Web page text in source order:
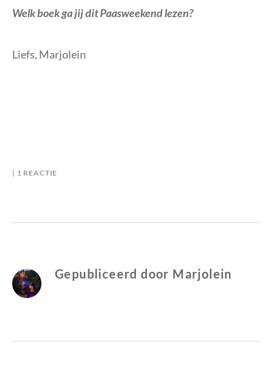
Welk boek ga jij dit Paasweekend lezen?
Liefs, Marjolein
B
E
I
I 1 REACTIE
Gepubliceerd door Marjolein